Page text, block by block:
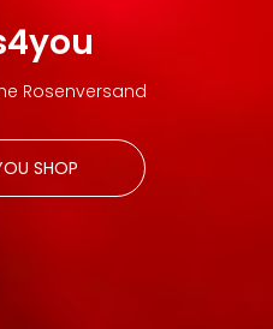
Rosenversand
SHOP